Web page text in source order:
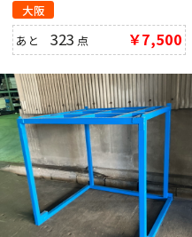
大阪
あと323 点 ￥7,500